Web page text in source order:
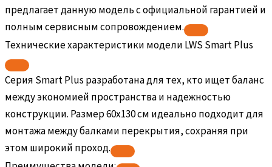
предлагает данную модель с официальной гарантией и
полным сервисным сопровождением.
Технические характеристики модели LWS Smart Plus
Серия Smart Plus разработана для тех, кто ищет баланс
между экономией пространства и надежностью
конструкции. Размер 60х130 см идеально подходит для
монтажа между балками перекрытия, сохраняя при
этом широкий проход.